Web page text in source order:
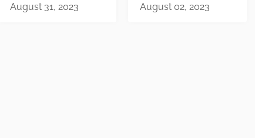
August 31, 2023 August 02, 2023